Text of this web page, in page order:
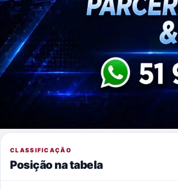
CLASSIFICAÇÃO
Posição na tabela